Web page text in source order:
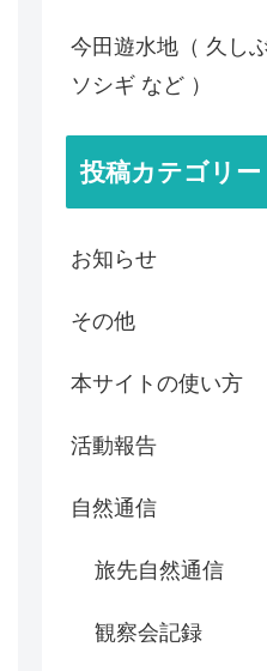
今田遊水地（ 久し
ソシギ など ）
投稿カテゴリー
お知らせ
その他
本サイトの使い方
活動報告
自然通信
旅先自然通信
観察会記録